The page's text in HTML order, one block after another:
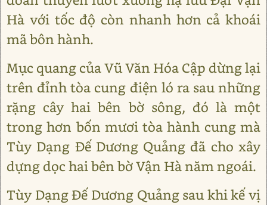
Hà với tốc độ còn nhanh hơn cả khoái
mã bôn hành.
Mục quang của Vũ Văn Hóa Cập dừng lại
trên đỉnh tòa cung điện ló ra sau những
rặng cây hai bên bờ sông, đó là một
trong hơn bốn mươi tòa hành cung mà
Tùy Dạng Đế Dương Quảng đã cho xây
dựng dọc hai bên bờ Vận Hà năm ngoái.
Tùy Dạng Đế Dương Quảng sau khi kế vị